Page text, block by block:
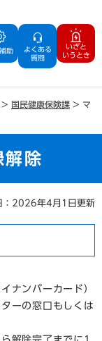
助
よくある
質問
いざと
いうとき
> 国民健康保険課 > マ
解除
：2026年4月1日更新
ナンバーカード）
ーの窓口もしくは